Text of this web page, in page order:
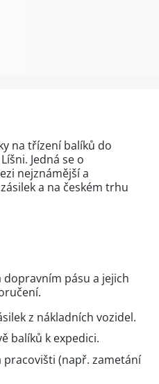
na třízení balíků do
Jedná se o
nejznámější a
a na českém trhu
dopravním pásu a jejich
z nákladních vozidel.
balíků k expedici.
(např. zametání